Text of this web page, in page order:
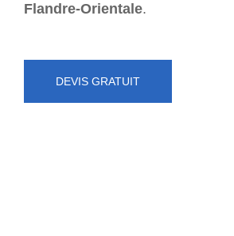
Flandre-Orientale.
DEVIS GRATUIT